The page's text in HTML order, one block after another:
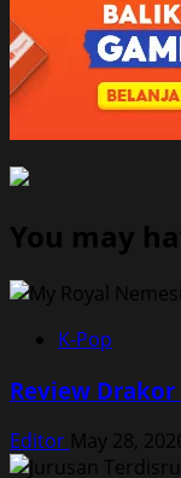
You may
K-Pop
Review
Editor May 28,